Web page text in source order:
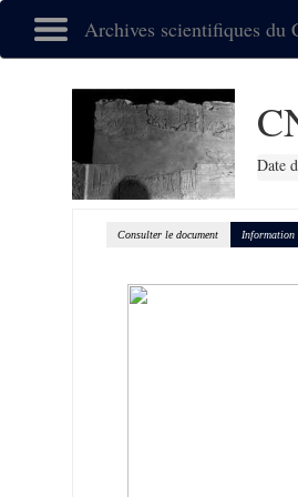
Archives scientifiques du
Date
Consulter le document Information